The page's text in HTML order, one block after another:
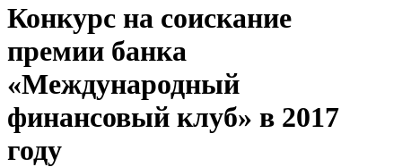
Конкурс на соискание
премии банка
«Международный
финансовый клуб» в 2017
году